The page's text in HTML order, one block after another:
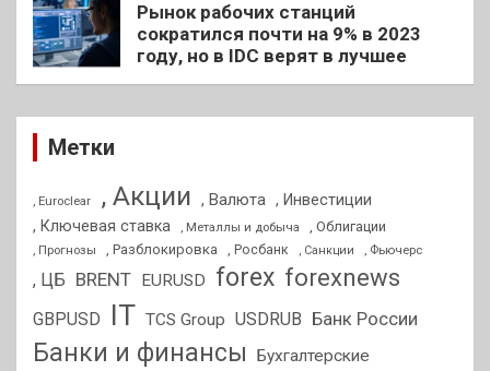
Рынок рабочих станций
сократился почти на 9% в 2023
году, но в IDC верят в лучшее
Метки
, Euroclear , Акции , Валюта , Инвестиции
, Ключевая ставка
, Металлы и добыча , Облигации
, Прогнозы , Разблокировка , Росбанк , Санкции , Фьючерс
, ЦБ BRENT EURUSD forex forexnews
GBPUSD IT TCS Group USDRUB Банк России
Банки и финансы
Бухгалтерские